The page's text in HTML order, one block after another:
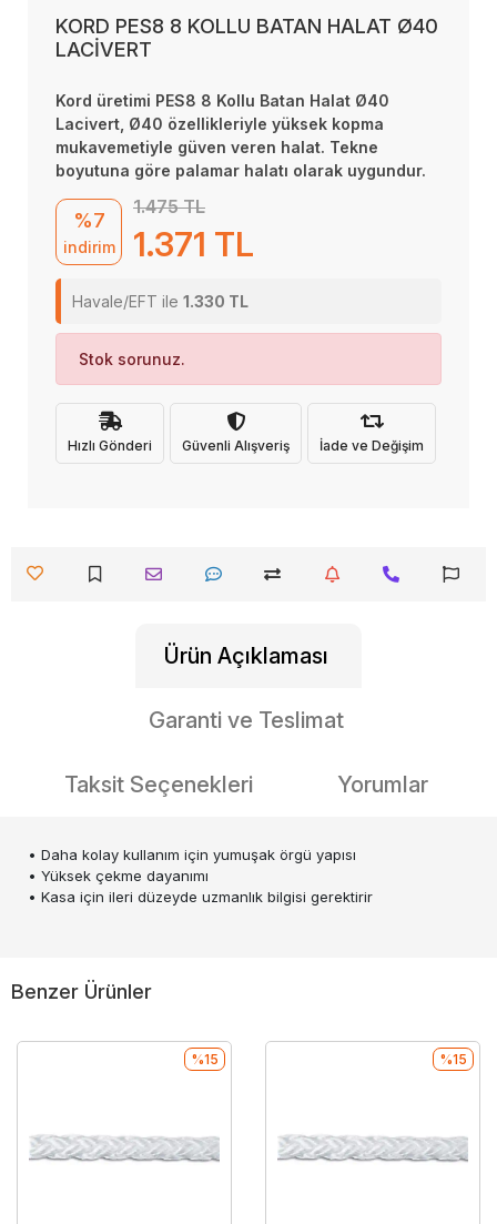
KORD PES8 8 KOLLU BATAN HALAT Ø40
LACİVERT
Kord üretimi PES8 8 Kollu Batan Halat Ø40
Lacivert, Ø40 özellikleriyle yüksek kopma
mukavemetiyle güven veren halat. Tekne
boyutuna göre palamar halatı olarak uygundur.
%7
indirim
1.475 TL
1.371 TL
Havale/EFT ile 1.330 TL
Stok sorunuz.
Hızlı Gönderi Güvenli Alışveriş İade ve Değişim
Ürün Açıklaması
Garanti ve Teslimat
Taksit Seçenekleri Yorumlar
• Daha kolay kullanım için yumuşak örgü yapısı
• Yüksek çekme dayanımı
• Kasa için ileri düzeyde uzmanlık bilgisi gerektirir
Benzer Ürünler
%15 %15